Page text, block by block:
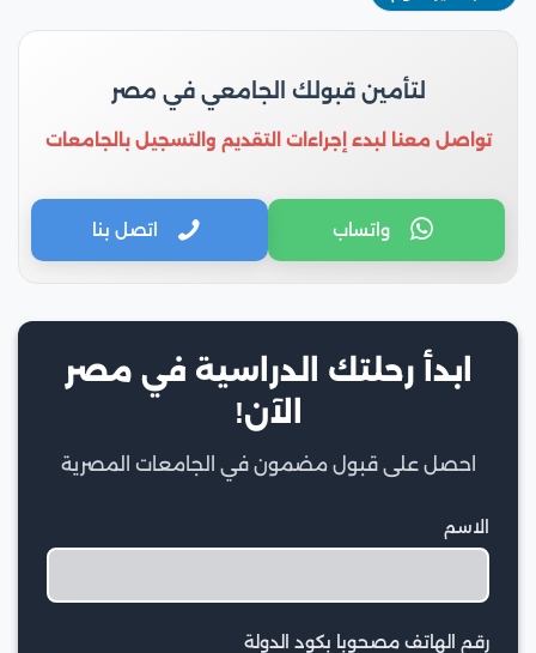
لتأمين قبولك الجامعي في مصر
تواصل معنا لبدء إجراءات التقديم والتسجيل بالجامعات
واتساب اتصل بنا
ابدأ رحلتك الدراسية في مصر
الآن!
احصل على قبول مضمون في الجامعات المصرية
الاسم
رقم الهاتف مصحوبا بكود الدولة